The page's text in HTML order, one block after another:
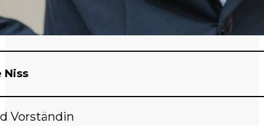
Niss
Vorständin